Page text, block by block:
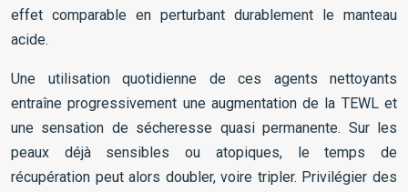
effet comparable en perturbant durablement le manteau
acide.
Une utilisation quotidienne de ces agents nettoyants
entraîne progressivement une augmentation de la TEWL et
une sensation de sécheresse quasi permanente. Sur les
peaux déjà sensibles ou atopiques, le temps de
récupération peut alors doubler, voire tripler. Privilégier des